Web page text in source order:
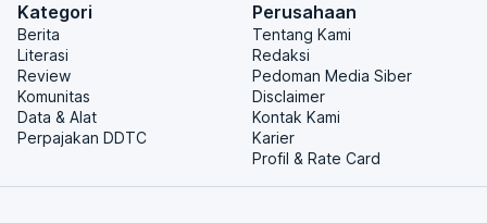
Kategori
Berita
Literasi
Review
Komunitas
Data & Alat
Perpajakan DDTC
Perusahaan
Tentang Kami
Redaksi
Pedoman Media Siber
Disclaimer
Kontak Kami
Karier
Profil & Rate Card